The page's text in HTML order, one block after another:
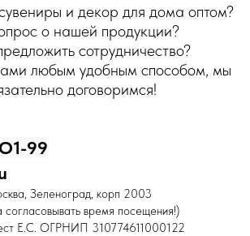
и декор для дома оптом?
о нашей продукции?
сотрудничество?
любым удобным способом, мы
договоримся!
99
Зеленоград, корп 2003
согласовывать время посещения!)
Е.С. ОГРНИП 310774611000122